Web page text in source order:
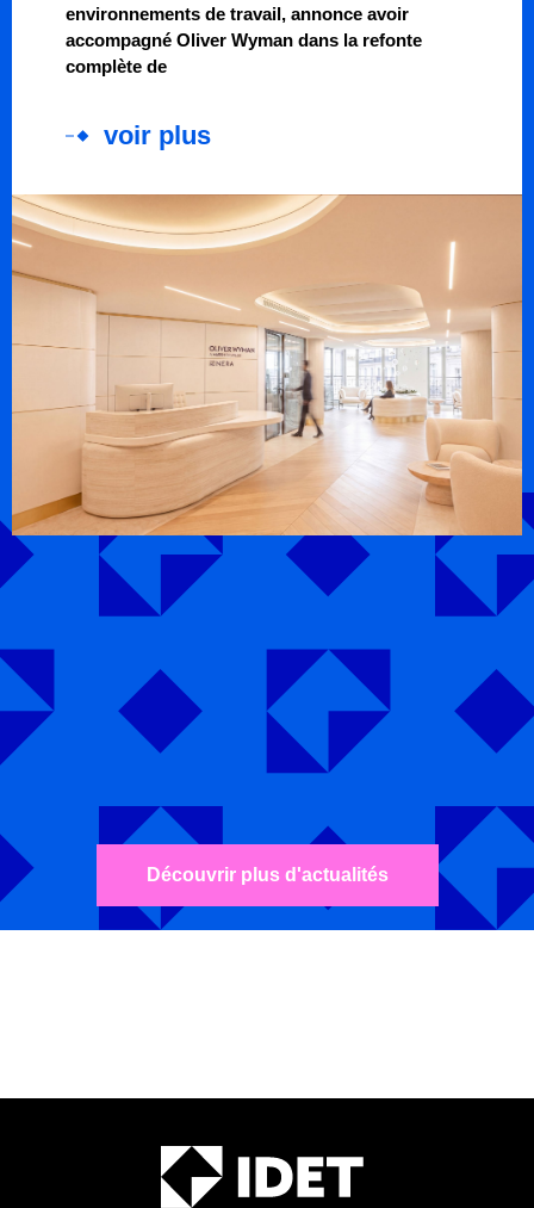
environnements de travail, annonce avoir
accompagné Oliver Wyman dans la refonte
complète de
voir plus
Découvrir plus d'actualités